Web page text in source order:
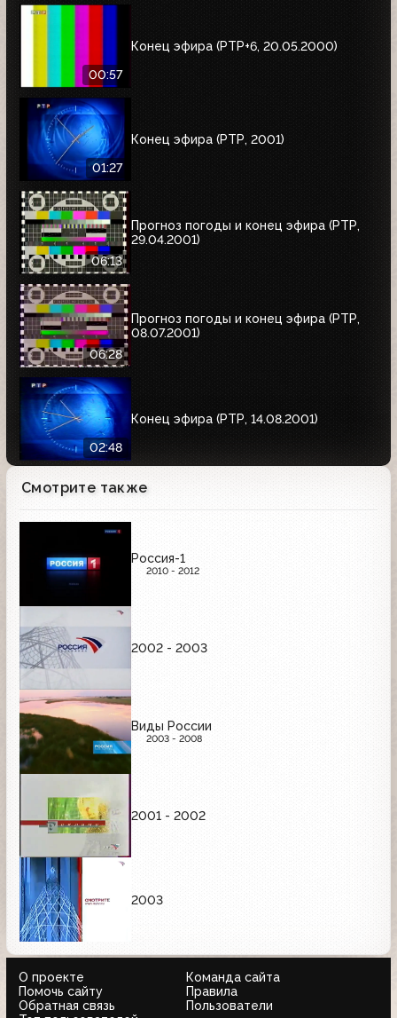
00:57
Конец эфира (РТР+6, 20.05.2000)
01:27
Конец эфира (РТР, 2001)
06:13
Прогноз погоды и конец эфира (РТР,
29.04.2001)
06:28
Прогноз погоды и конец эфира (РТР,
08.07.2001)
02:48
Конец эфира (РТР, 14.08.2001)
Смотрите также
Россия-1
2010 - 2012
2002 - 2003
Виды России
2003 - 2008
2001 - 2002
2003
О проекте
Команда сайта
Помочь сайту
Правила
Обратная связь
Пользователи